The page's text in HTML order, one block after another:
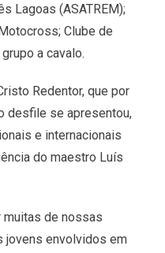
Lagoas (ASATREM);
Clube de
a cavalo.
Redentor, que por
desfile se apresentou,
e internacionais
do maestro Luís
muitas de nossas
jovens envolvidos em